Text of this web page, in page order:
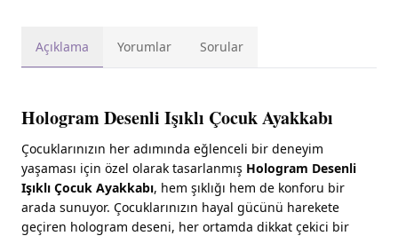
Açıklama Yorumlar Sorular
Hologram Desenli Işıklı Çocuk Ayakkabı
Çocuklarınızın her adımında eğlenceli bir deneyim
yaşaması için özel olarak tasarlanmış Hologram Desenli
Işıklı Çocuk Ayakkabı, hem şıklığı hem de konforu bir
arada sunuyor. Çocuklarınızın hayal gücünü harekete
geçiren hologram deseni, her ortamda dikkat çekici bir